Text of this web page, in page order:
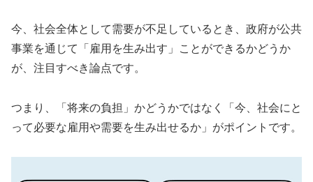
今、社会全体として需要が不足しているとき、政府が公共
事業を通じて「雇用を生み出す」ことができるかどうか
が、注目すべき論点です。
つまり、「将来の負担」かどうかではなく「今、社会にと
って必要な雇用や需要を生み出せるか」がポイントです。